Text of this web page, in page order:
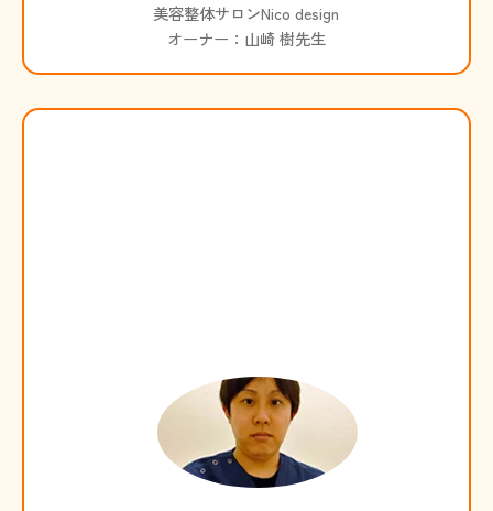
美容整体サロンNico design
オーナー：山崎 樹先生